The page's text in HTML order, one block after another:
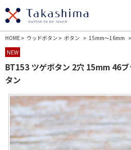
HOME> ウッドボタン > ボタン > 15mm～16mm >
NEW
BT153 ツゲボタン 2穴 15mm 46
タン